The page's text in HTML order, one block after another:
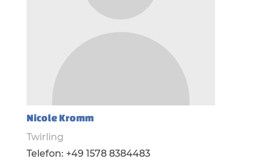
Nicole Kromm
Twirling
Telefon: +49 1578 8384483